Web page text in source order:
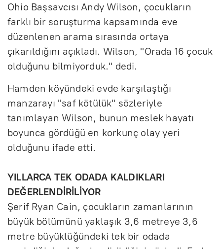
Ohio Başsavcısı Andy Wilson, çocukların
farklı bir soruşturma kapsamında eve
düzenlenen arama sırasında ortaya
çıkarıldığını açıkladı. Wilson, "Orada 16 çocuk
olduğunu bilmiyorduk." dedi.
Hamden köyündeki evde karşılaştığı
manzarayı "saf kötülük" sözleriyle
tanımlayan Wilson, bunun meslek hayatı
boyunca gördüğü en korkunç olay yeri
olduğunu ifade etti.
YILLARCA TEK ODADA KALDIKLARI
DEĞERLENDİRİLİYOR
Şerif Ryan Cain, çocukların zamanlarının
büyük bölümünü yaklaşık 3,6 metreye 3,6
metre büyüklüğündeki tek bir odada